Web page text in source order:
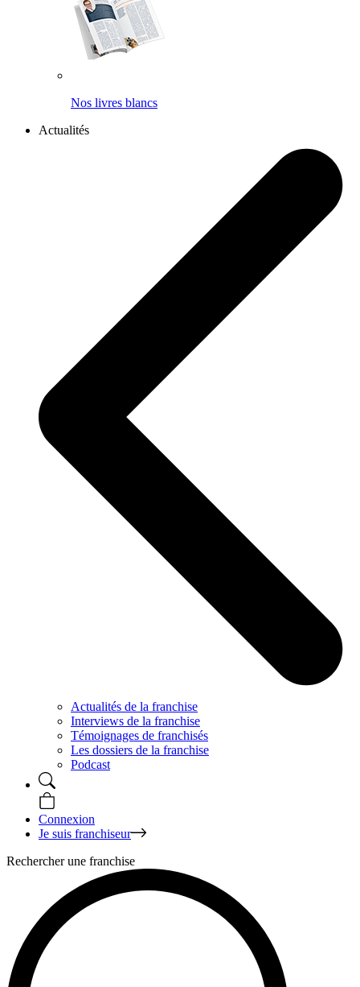
Nos livres blancs
Actualités
Actualités de la franchise
Interviews de la franchise
Témoignages de franchisés
Les dossiers de la franchise
Podcast
Connexion
Je suis franchiseur
Rechercher une franchise